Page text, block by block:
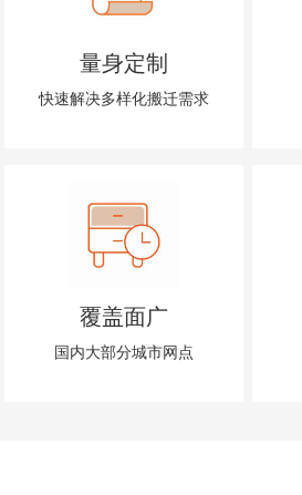
量身定制
快速解决多样化搬迁需求
覆盖面广
国内大部分城市网点